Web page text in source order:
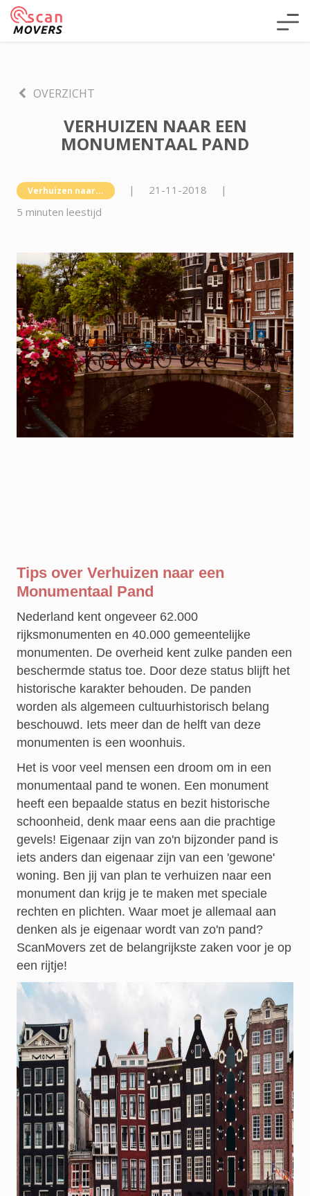
OVERZICHT
VERHUIZEN NAAR EEN
MONUMENTAAL PAND
Verhuizen naar... | 21-11-2018
|
5 minuten leestijd
Tips over Verhuizen naar een
Monumentaal Pand
Nederland kent ongeveer 62.000
rijksmonumenten en 40.000 gemeentelijke
monumenten. De overheid kent zulke panden een
beschermde status toe. Door deze status blijft het
historische karakter behouden. De panden
worden als algemeen cultuurhistorisch belang
beschouwd. Iets meer dan de helft van deze
monumenten is een woonhuis.
Het is voor veel mensen een droom om in een
monumentaal pand te wonen. Een monument
heeft een bepaalde status en bezit historische
schoonheid, denk maar eens aan die prachtige
gevels! Eigenaar zijn van zo'n bijzonder pand is
iets anders dan eigenaar zijn van een 'gewone'
woning. Ben jij van plan te verhuizen naar een
monument dan krijg je te maken met speciale
rechten en plichten. Waar moet je allemaal aan
denken als je eigenaar wordt van zo'n pand?
ScanMovers zet de belangrijkste zaken voor je op
een rijtje!